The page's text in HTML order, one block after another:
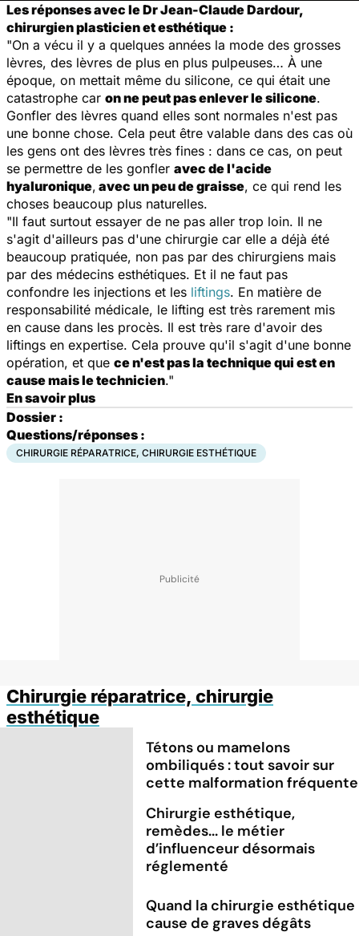
Les réponses avec le Dr Jean-Claude Dardour,
chirurgien plasticien et esthétique :
"On a vécu il y a quelques années la mode des grosses
lèvres, des lèvres de plus en plus pulpeuses… À une
époque, on mettait même du silicone, ce qui était une
catastrophe car on ne peut pas enlever le silicone.
Gonfler des lèvres quand elles sont normales n'est pas
une bonne chose. Cela peut être valable dans des cas où
les gens ont des lèvres très fines : dans ce cas, on peut
se permettre de les gonfler avec de l'acide
hyaluronique, avec un peu de graisse, ce qui rend les
choses beaucoup plus naturelles.
"Il faut surtout essayer de ne pas aller trop loin. Il ne
s'agit d'ailleurs pas d'une chirurgie car elle a déjà été
beaucoup pratiquée, non pas par des chirurgiens mais
par des médecins esthétiques. Et il ne faut pas
confondre les injections et les liftings. En matière de
responsabilité médicale, le lifting est très rarement mis
en cause dans les procès. Il est très rare d'avoir des
liftings en expertise. Cela prouve qu'il s'agit d'une bonne
opération, et que ce n'est pas la technique qui est en
cause mais le technicien."
En savoir plus
Dossier :
Questions/réponses :
CHIRURGIE RÉPARATRICE, CHIRURGIE ESTHÉTIQUE
Chirurgie réparatrice, chirurgie
esthétique
Tétons ou mamelons
ombiliqués : tout savoir sur
cette malformation fréquente
Chirurgie esthétique,
remèdes... le métier
d’influenceur désormais
réglementé
Quand la chirurgie esthétique
cause de graves dégâts